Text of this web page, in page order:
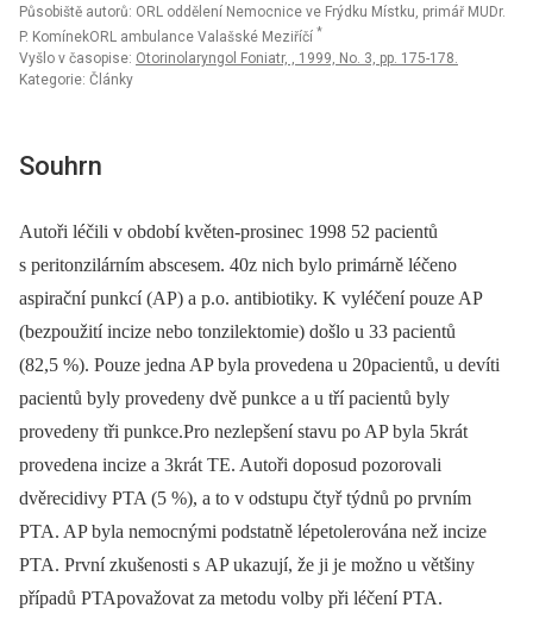
Působiště autorů: ORL oddělení Nemocnice ve Frýdku Místku, primář MUDr.
P. KomínekORL ambulance Valašské Meziříčí *
Vyšlo v časopise: Otorinolaryngol Foniatr, , 1999, No. 3, pp. 175-178.
Kategorie: Články
Souhrn
Autoři léčili v období květen-prosinec 1998 52 pacientů
s peritonzilárním abscesem. 40z nich bylo primárně léčeno
aspirační punkcí (AP) a p.o. antibiotiky. K vyléčení pouze AP
(bezpoužití incize nebo tonzilektomie) došlo u 33 pacientů
(82,5 %). Pouze jedna AP byla provedena u 20pacientů, u devíti
pacientů byly provedeny dvě punkce a u tří pacientů byly
provedeny tři punkce.Pro nezlepšení stavu po AP byla 5krát
provedena incize a 3krát TE. Autoři doposud pozorovali
dvěrecidivy PTA (5 %), a to v odstupu čtyř týdnů po prvním
PTA. AP byla nemocnými podstatně lépetolerována než incize
PTA. První zkušenosti s AP ukazují, že ji je možno u většiny
případů PTApovažovat za metodu volby při léčení PTA.